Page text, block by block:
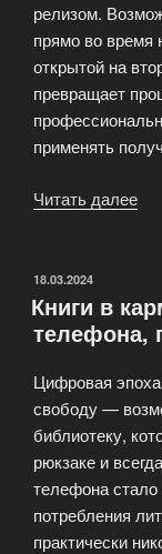
релизом.
прямо во время
открытой на
превращает
применять
Читать далее
до
ОПУБЛИКОВАНО
18.03.2024
Книги в
телефона,
Цифровая
свободу —
библиотеку,
рюкзаке и
телефона
потребления
практически